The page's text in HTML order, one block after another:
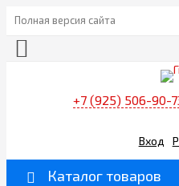
Полная версия сайта
+7 (925) 506-90-
Вход
Каталог товаров